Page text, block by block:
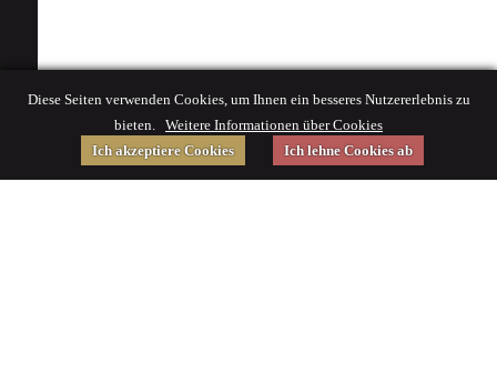
Diese Seiten verwenden Cookies, um Ihnen ein besseres Nutzererlebnis zu
bieten. Weitere Informationen über Cookies
Ich akzeptiere Cookies
Ich lehne Cookies ab